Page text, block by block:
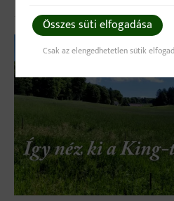
Összes süti elfogadása
Csak az elengedhetetlen sütik